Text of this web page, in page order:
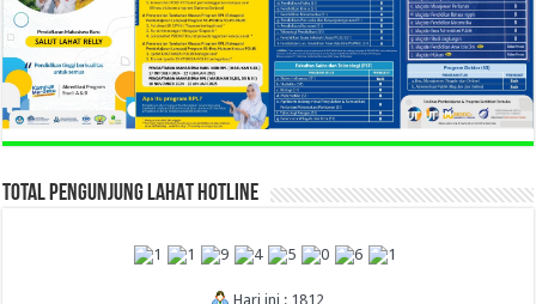
TOTAL PENGUNJUNG LAHAT HOTLINE
Hari ini : 1812